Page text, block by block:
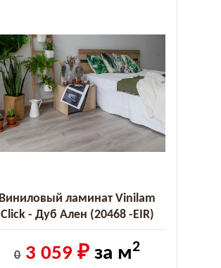
Виниловый ламинат Vinilam
Click - Дуб Ален (20468 -EIR)
(20468 -EIR-326770027)
0 3 059 ₽ за м2